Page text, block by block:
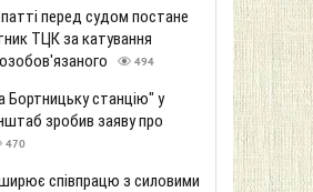
перед судом постане
ТЦК за катування
494
Бортницьку станцію" у
зробив заяву про
470
співпрацю з силовими